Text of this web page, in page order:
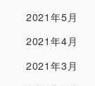
2021年5月
2021年4月
2021年3月